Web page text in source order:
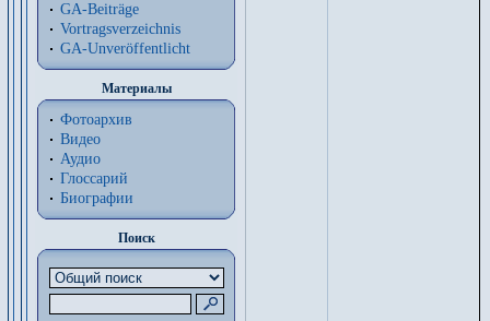
GA-Beiträge
Vortragsverzeichnis
GA-Unveröffentlicht
Материалы
Фотоархив
Видео
Аудио
Глоссарий
Биографии
Поиск